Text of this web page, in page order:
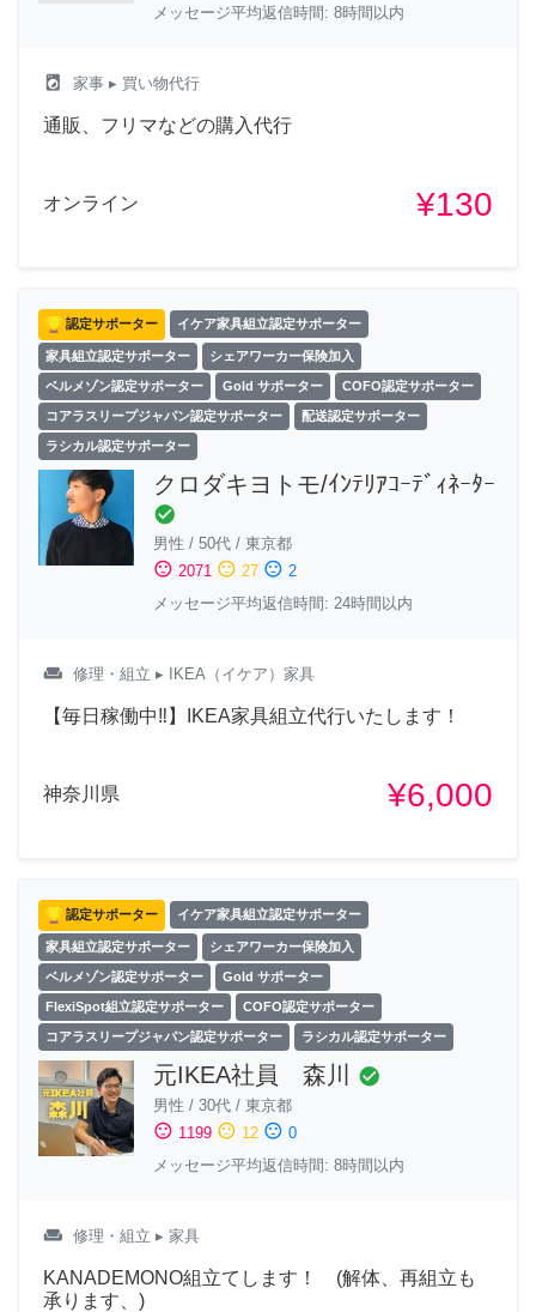
メッセージ平均返信時間: 8時間以内
local_laundry_service 家事 ▸ 買い物代行
通販、フリマなどの購入代行
オンライン ¥130
認定サポーター イケア家具組立認定サポーター
家具組立認定サポーター シェアワーカー保険加入
ベルメゾン認定サポーター Gold サポーター COFO認定サポーター
コアラスリープジャパン認定サポーター 配送認定サポーター
ラシカル認定サポーター
クロダキヨトモ/ｲﾝﾃﾘｱｺｰﾃﾞｨﾈｰﾀｰ
check_circle
男性 / 50代 / 東京都
sentiment_satisfied 2071 sentiment_neutral 27 sentiment_dissatisfied 2
メッセージ平均返信時間: 24時間以内
weekend 修理・組立 ▸ IKEA（イケア）家具
【毎日稼働中‼︎】IKEA家具組立代行いたします！
神奈川県 ¥6,000
認定サポーター イケア家具組立認定サポーター
家具組立認定サポーター シェアワーカー保険加入
ベルメゾン認定サポーター Gold サポーター
FlexiSpot組立認定サポーター COFO認定サポーター
コアラスリープジャパン認定サポーター ラシカル認定サポーター
元IKEA社員 森川 check_circle
男性 / 30代 / 東京都
sentiment_satisfied 1199 sentiment_neutral 12 sentiment_dissatisfied 0
メッセージ平均返信時間: 8時間以内
weekend 修理・組立 ▸ 家具
KANADEMONO組立てします！ (解体、再組立も
承ります、)